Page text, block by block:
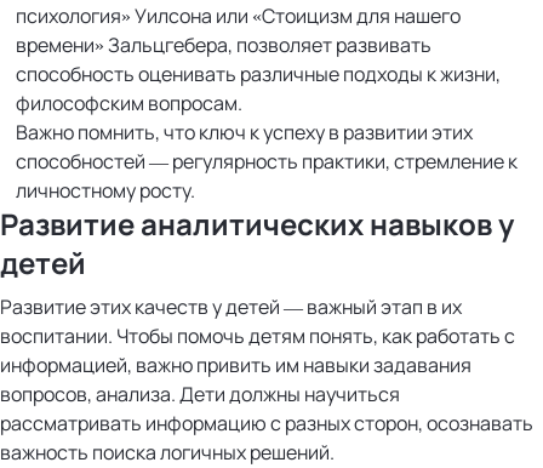
психология» Уилсона или «Стоицизм для нашего
времени» Зальцгебера, позволяет развивать
способность оценивать различные подходы к жизни,
философским вопросам.
Важно помнить, что ключ к успеху в развитии этих
способностей — регулярность практики, стремление к
личностному росту.
Развитие аналитических навыков у
детей
Развитие этих качеств у детей — важный этап в их
воспитании. Чтобы помочь детям понять, как работать с
информацией, важно привить им навыки задавания
вопросов, анализа. Дети должны научиться
рассматривать информацию с разных сторон, осознавать
важность поиска логичных решений.